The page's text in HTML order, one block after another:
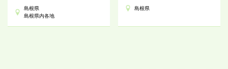
島根県
島根県内各地
島根県